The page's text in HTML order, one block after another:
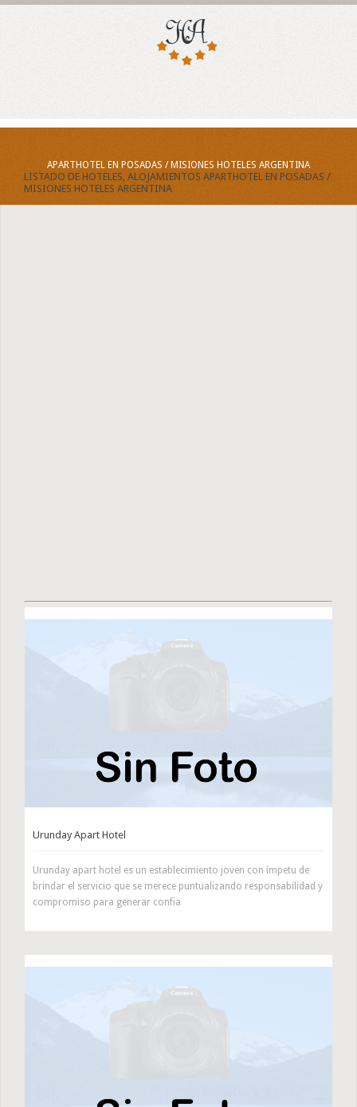
APARTHOTEL EN POSADAS / MISIONES HOTELES ARGENTINA
LISTADO DE HOTELES, ALOJAMIENTOS APARTHOTEL EN POSADAS /
MISIONES HOTELES ARGENTINA
Urunday Apart Hotel
Urunday apart hotel es un establecimiento joven con ímpetu de
brindar el servicio que se merece puntualizando responsabilidad y
compromiso para generar confia